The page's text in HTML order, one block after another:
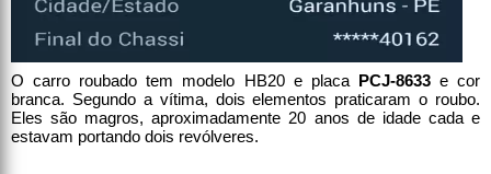
O carro roubado tem modelo HB20 e placa PCJ-8633e cor
branca. Segundo a vítima, dois elementos praticaram o roubo.
Eles são magros, aproximadamente 20 anos de idade cada e
estavam portando dois revólveres.